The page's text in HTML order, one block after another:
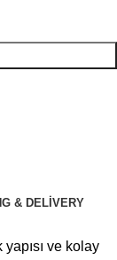
& DELIVERY
ve kolay